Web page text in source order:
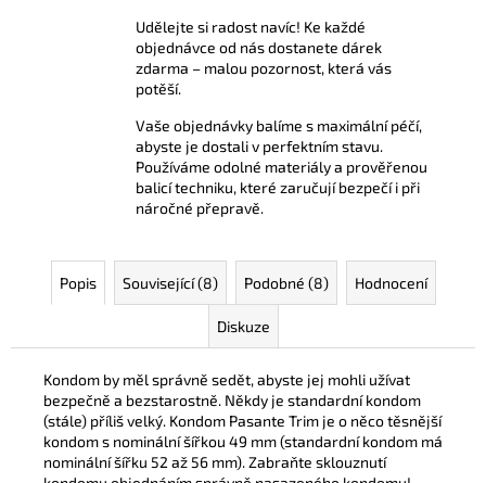
Udělejte si radost navíc! Ke každé
objednávce od nás dostanete dárek
zdarma – malou pozornost, která vás
potěší.
Vaše objednávky balíme s maximální péčí,
abyste je dostali v perfektním stavu.
Používáme odolné materiály a prověřenou
balicí techniku, které zaručují bezpečí i při
náročné přepravě.
Popis Související (8) Podobné (8) Hodnocení
Diskuze
Kondom by měl správně sedět, abyste jej mohli užívat
bezpečně a bezstarostně. Někdy je standardní kondom
(stále) příliš velký. Kondom Pasante Trim je o něco těsnější
kondom s nominální šířkou 49 mm (standardní kondom má
nominální šířku 52 až 56 mm). Zabraňte sklouznutí